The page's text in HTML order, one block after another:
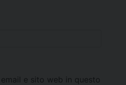
e sito web in questo